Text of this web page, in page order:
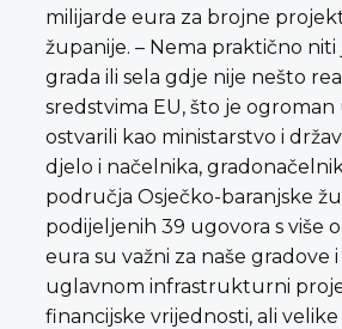
milijarde eura za brojne
županije. – Nema praktično
grada ili sela gdje nije nešto
sredstvima EU, što je ogroman
ostvarili kao ministarstvo i
djelo i načelnika,
područja Osječko-baranjske
podijeljenih 39 ugovora s više
eura su važni za naše gradove
uglavnom infrastrukturni
financijske vrijednosti, ali